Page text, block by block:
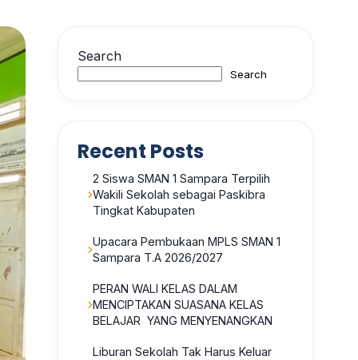
Search
Search
Recent Posts
2 Siswa SMAN 1 Sampara Terpilih
Wakili Sekolah sebagai Paskibra
Tingkat Kabupaten
Upacara Pembukaan MPLS SMAN 1
Sampara T.A 2026/2027
PERAN WALI KELAS DALAM
MENCIPTAKAN SUASANA KELAS
BELAJAR YANG MENYENANGKAN
Liburan Sekolah Tak Harus Keluar